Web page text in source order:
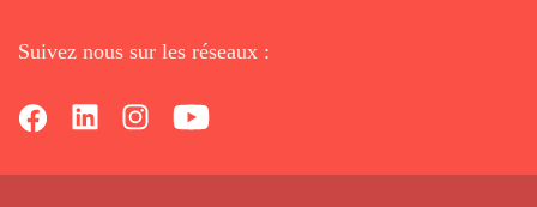
Suivez nous sur les réseaux :